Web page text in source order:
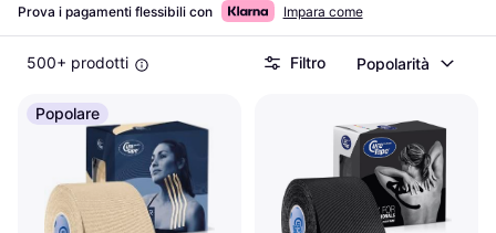
Prova i pagamenti flessibili con Impara come
500+ prodotti Filtro Popolarità
Popolare